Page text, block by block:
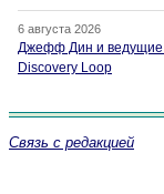
6 августа 2026
Джефф Дин и ведущие
Discovery Loop
Связь с редакцией